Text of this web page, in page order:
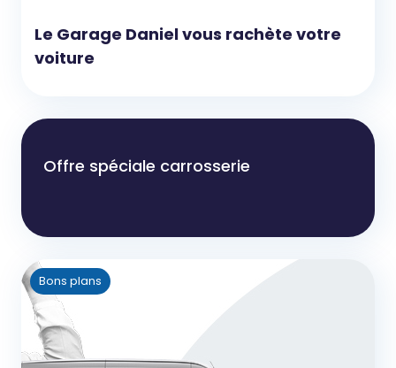
Le Garage Daniel vous rachète votre
voiture
Offre spéciale carrosserie
Bons plans